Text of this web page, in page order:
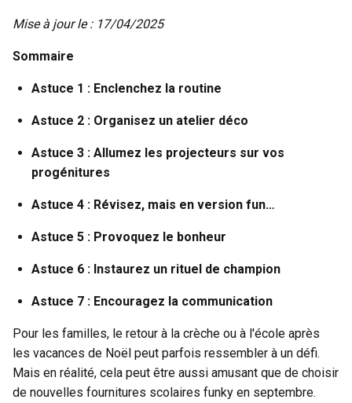
Mise à jour le : 17/04/2025
Sommaire
Astuce 1 : Enclenchez la routine
Astuce 2 : Organisez un atelier déco
Astuce 3 : Allumez les projecteurs sur vos
progénitures
Astuce 4 : Révisez, mais en version fun…
Astuce 5 : Provoquez le bonheur
Astuce 6 : Instaurez un rituel de champion
Astuce 7 : Encouragez la communication
Pour les familles, le retour à la crèche ou à l'école après
les vacances de Noël peut parfois ressembler à un défi.
Mais en réalité, cela peut être aussi amusant que de choisir
de nouvelles fournitures scolaires funky en septembre.